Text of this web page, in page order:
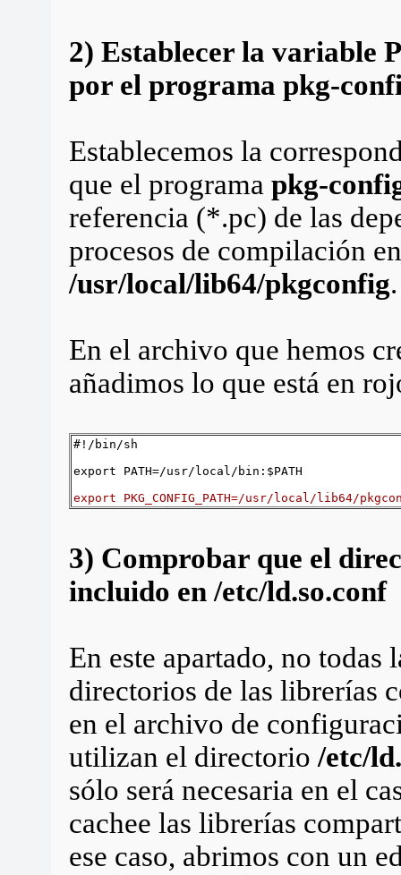
2) Establecer la variable
por el programa pkg-
Establecemos la
que el programa pkg-
referencia (*.pc) de las
procesos de compilación
/usr/local/lib64/pkgconfig.
En el archivo que hemos
añadimos lo que está en
#!/bin/sh
export PATH=/usr/local/bin:$PATH
export PKG_CONFIG_PATH=/usr/local/lib64/
3) Comprobar que el
incluido en /etc/ld.so.conf
En este apartado, no
directorios de las librerías
en el archivo de
utilizan el directorio /etc/
sólo será necesaria en el
cachee las librerías
ese caso, abrimos con un